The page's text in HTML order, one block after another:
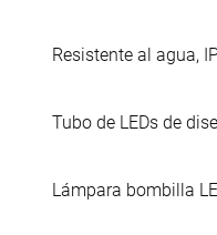
Resistente al agua,
Tubo de LEDs de
Lámpara bombilla